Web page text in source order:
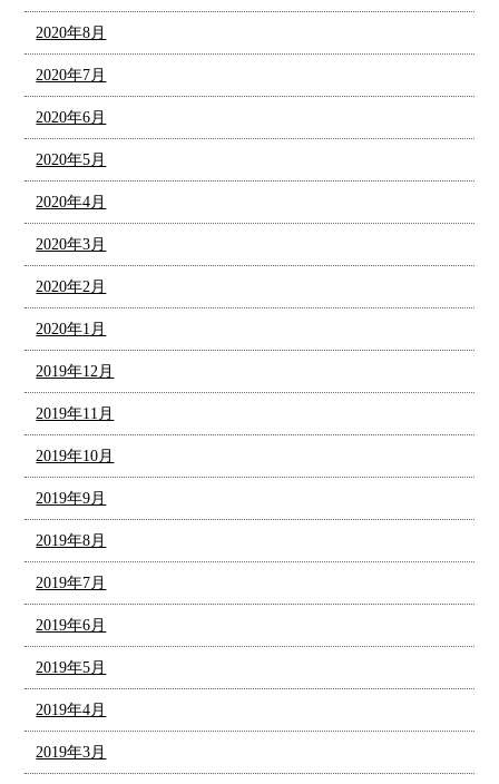
2020年8月
2020年7月
2020年6月
2020年5月
2020年4月
2020年3月
2020年2月
2020年1月
2019年12月
2019年11月
2019年10月
2019年9月
2019年8月
2019年7月
2019年6月
2019年5月
2019年4月
2019年3月